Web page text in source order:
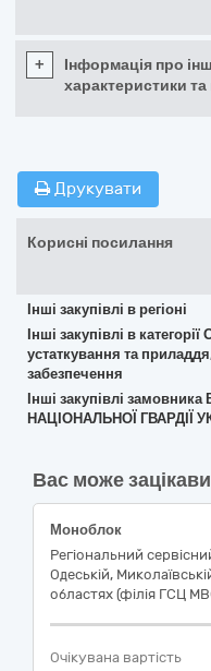
+
Інформація про інші
характеристики
Друкувати
Корисні посилання
Інші закупівлі в регіоні
Інші закупівлі в
устаткування та
забезпечення
Інші закупівлі
НАЦІОНАЛЬНОЇ ГВАРДІЇ
Вас може
Моноблок
Регіональний
Одеській,
областях (філія ГСЦ
Очікувана вартість